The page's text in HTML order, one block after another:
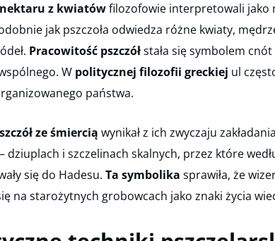
z kwiatówfilozofowie interpretowali jako
jak pszczoła odwiedza różne kwiaty,
Pracowitość pszczółstała się symbolem cnót
W politycznej filozofii greckiej ul
państwa.
ze śmiercią wynikał z ich zwyczaju
dziuplach i szczelinach skalnych, przez które
się do Hadesu. Ta symbolika sprawiła, że
na starożytnych grobowcach jako znaki życia